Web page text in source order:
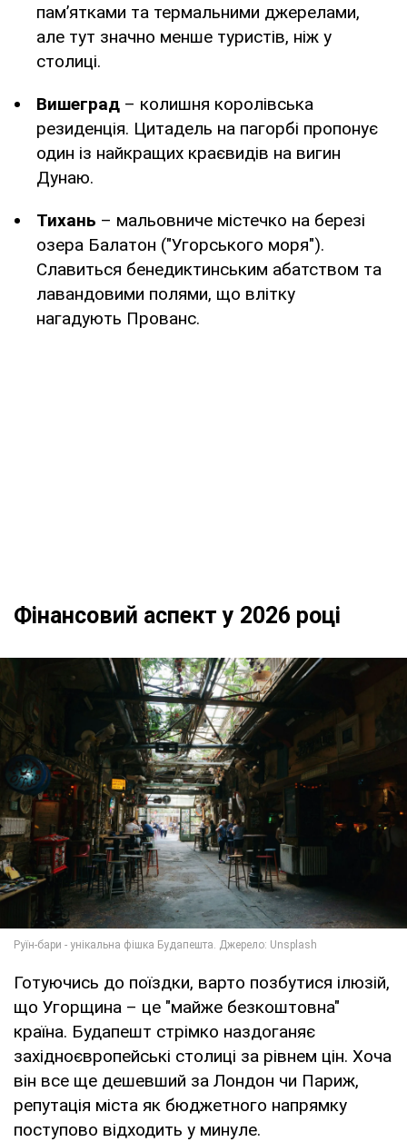
пам’ятками та термальними джерелами,
але тут значно менше туристів, ніж у
столиці.
Вишеград – колишня королівська
резиденція. Цитадель на пагорбі пропонує
один із найкращих краєвидів на вигин
Дунаю.
Тихань – мальовниче містечко на березі
озера Балатон ("Угорського моря").
Славиться бенедиктинським абатством та
лавандовими полями, що влітку
нагадують Прованс.
Фінансовий аспект у 2026 році
Готуючись до поїздки, варто позбутися ілюзій,
що Угорщина – це "майже безкоштовна"
країна. Будапешт стрімко наздоганяє
західноєвропейські столиці за рівнем цін. Хоча
він все ще дешевший за Лондон чи Париж,
репутація міста як бюджетного напрямку
поступово відходить у минуле.